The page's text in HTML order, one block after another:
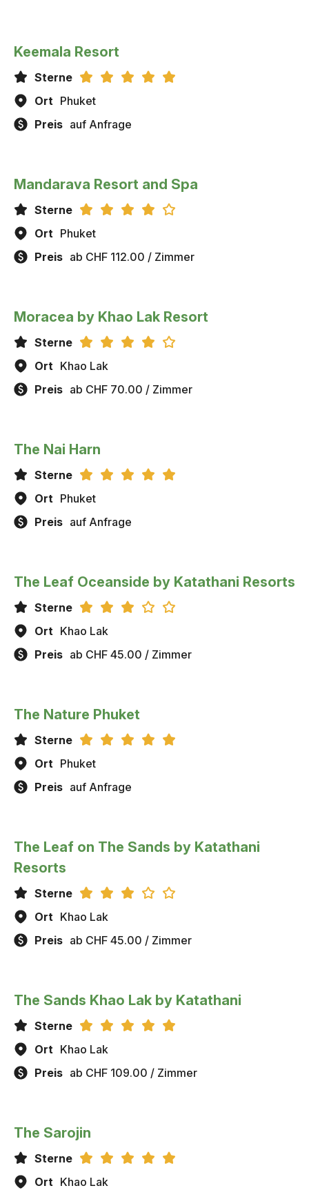
Keemala Resort
Sterne
Ort Phuket
Preis auf Anfrage
Mandarava Resort and Spa
Sterne
Ort Phuket
Preis ab CHF 112.00 / Zimmer
Moracea by Khao Lak Resort
Sterne
Ort Khao Lak
Preis ab CHF 70.00 / Zimmer
The Nai Harn
Sterne
Ort Phuket
Preis auf Anfrage
The Leaf Oceanside by Katathani Resorts
Sterne
Ort Khao Lak
Preis ab CHF 45.00 / Zimmer
The Nature Phuket
Sterne
Ort Phuket
Preis auf Anfrage
The Leaf on The Sands by Katathani
Resorts
Sterne
Ort Khao Lak
Preis ab CHF 45.00 / Zimmer
The Sands Khao Lak by Katathani
Sterne
Ort Khao Lak
Preis ab CHF 109.00 / Zimmer
The Sarojin
Sterne
Ort Khao Lak